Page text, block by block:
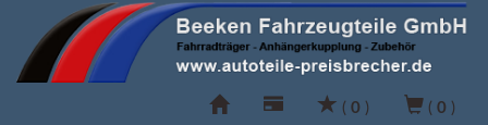
( 0 ) ( 0 )